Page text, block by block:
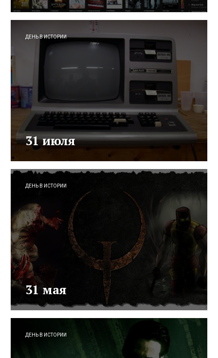
ДЕНЬ В ИСТОРИИ
31 июля
ДЕНЬ В ИСТОРИИ
31 мая
ДЕНЬ В ИСТОРИИ